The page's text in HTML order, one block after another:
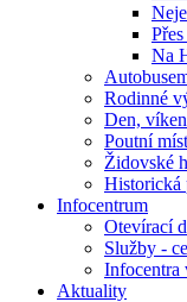
Na
Rodinné
Den,
Poutní
Židovské
Historická
Infocentrum
Otevírací
Služby -
Infocentra
Aktuality